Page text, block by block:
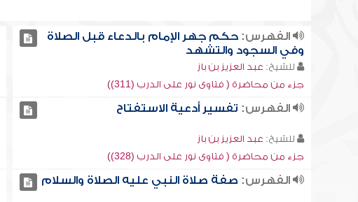
الفهرس:حكم جهر الإمام بالدعاء قبل الصلاة
وفي السجود والتشهد
للشيخ: عبد العزيز بن باز
جزء من محاضرة ( فتاوى نور على الدرب (311))
الفهرس: تفسير أدعية الاستفتاح
للشيخ: عبد العزيز بن باز
جزء من محاضرة ( فتاوى نور على الدرب (328))
الفهرس: صفة صلاة النبي عليه الصلاة والسلام